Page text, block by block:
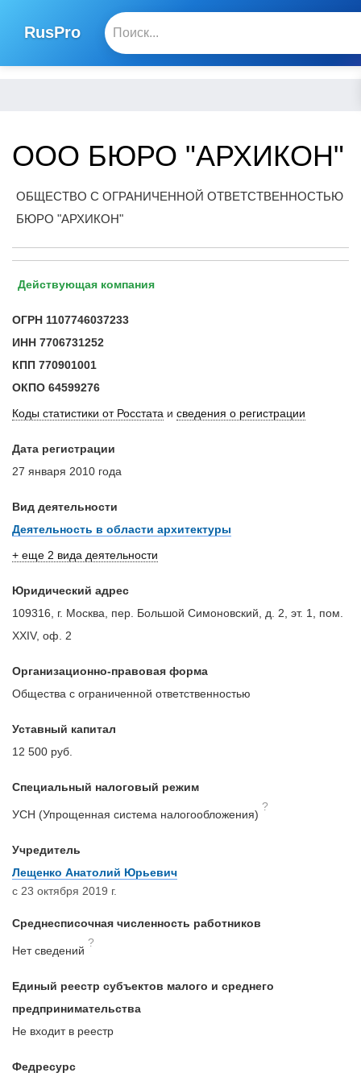
RusPro
ООО БЮРО "АРХИКОН"
ОБЩЕСТВО С ОГРАНИЧЕННОЙ ОТВЕТСТВЕННОСТЬЮ
БЮРО "АРХИКОН"
Действующая компания
ОГРН 1107746037233
ИНН 7706731252
КПП 770901001
ОКПО 64599276
Коды статистики от Росстата и сведения о регистрации
Дата регистрации
27 января 2010 года
Вид деятельности
Деятельность в области архитектуры
+ еще 2 вида деятельности
Юридический адрес
109316, г. Москва, пер. Большой Симоновский, д. 2, эт. 1, пом.
XXIV, оф. 2
Организационно-правовая форма
Общества с ограниченной ответственностью
Уставный капитал
12 500 руб.
Специальный налоговый режим
УСН (Упрощенная система налогообложения)
?
Учредитель
Лещенко Анатолий Юрьевич
с 23 октября 2019 г.
Среднесписочная численность работников
Нет сведений
?
Единый реестр субъектов малого и среднего
предпринимательства
Не входит в реестр
Федресурс